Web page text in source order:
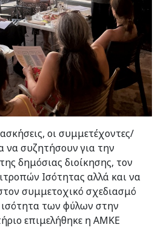
οι συμμετέχοντες/
να συζητήσουν για την
δημόσιας διοίκησης, τον
Ισότητας αλλά και να
συμμετοχικό σχεδιασμό
των φύλων στην
επιμελήθηκε η ΑΜΚΕ